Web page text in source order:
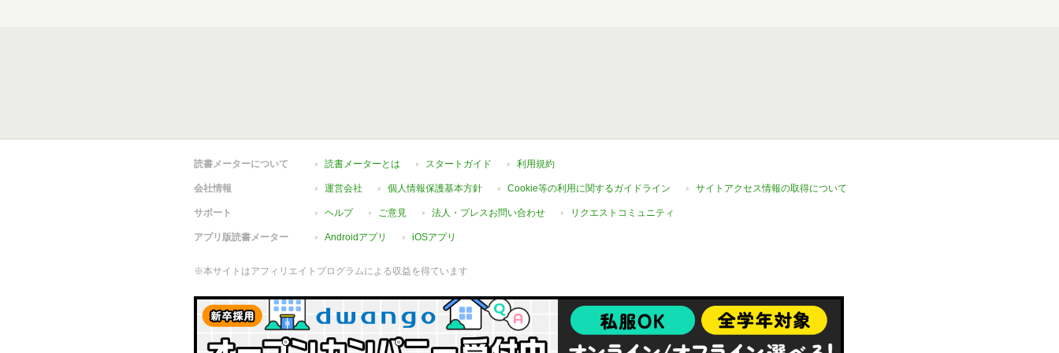
読書メーターについて 読書メーターとは スタートガイド 利用規約
会社情報 運営会社 個人情報保護基本方針 Cookie等の利用に関するガイドライン サイトアクセス情報の取得について
サポート ヘルプ ご意見 法人・プレスお問い合わせ リクエストコミュニティ
アプリ版読書メーター Androidアプリ iOSアプリ
※本サイトはアフィリエイトプログラムによる収益を得ています